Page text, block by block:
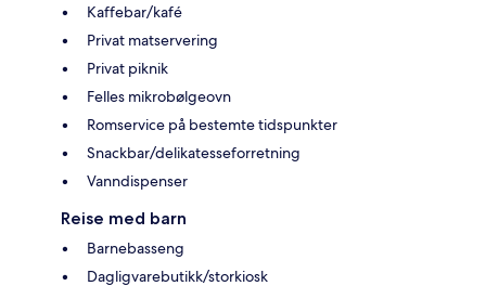
Kaffebar/kafé
Privat matservering
Privat piknik
Felles mikrobølgeovn
Romservice på bestemte tidspunkter
Snackbar/delikatesseforretning
Vanndispenser
Reise med barn
Barnebasseng
Dagligvarebutikk/storkiosk